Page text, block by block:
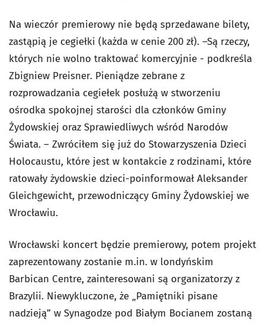
Na wieczór premierowy nie będą sprzedawane bilety,
zastąpią je cegiełki (każda w cenie 200 zł). –Są rzeczy,
których nie wolno traktować komercyjnie - podkreśla
Zbigniew Preisner. Pieniądze zebrane z
rozprowadzania cegiełek posłużą w stworzeniu
ośrodka spokojnej starości dla członków Gminy
Żydowskiej oraz Sprawiedliwych wśród Narodów
Świata. – Zwróciłem się już do Stowarzyszenia Dzieci
Holocaustu, które jest w kontakcie z rodzinami, które
ratowały żydowskie dzieci-poinformował Aleksander
Gleichgewicht, przewodniczący Gminy Żydowskiej we
Wrocławiu.
Wrocławski koncert będzie premierowy, potem projekt
zaprezentowany zostanie m.in. w londyńskim
Barbican Centre, zainteresowani są organizatorzy z
Brazylii. Niewykluczone, że „Pamiętniki pisane
nadzieją” w Synagodze pod Białym Bocianem zostaną